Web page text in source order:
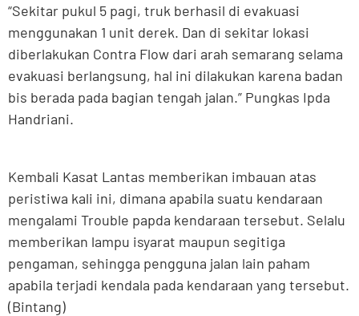
“Sekitar pukul 5 pagi, truk berhasil di evakuasi
menggunakan 1 unit derek. Dan di sekitar lokasi
diberlakukan Contra Flow dari arah semarang selama
evakuasi berlangsung, hal ini dilakukan karena badan
bis berada pada bagian tengah jalan.” Pungkas Ipda
Handriani.
Kembali Kasat Lantas memberikan imbauan atas
peristiwa kali ini, dimana apabila suatu kendaraan
mengalami Trouble papda kendaraan tersebut. Selalu
memberikan lampu isyarat maupun segitiga
pengaman, sehingga pengguna jalan lain paham
apabila terjadi kendala pada kendaraan yang tersebut.
(Bintang)